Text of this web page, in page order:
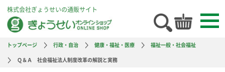
株式会社ぎょうせいの通販サイト
トップページ 行政・自治 健康・福祉・医療
福祉一般・社会福祉
Ｑ＆Ａ 社会福祉法人制度改革の解説と実務